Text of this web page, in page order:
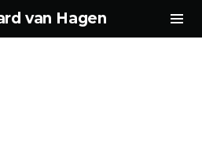
van Hagen